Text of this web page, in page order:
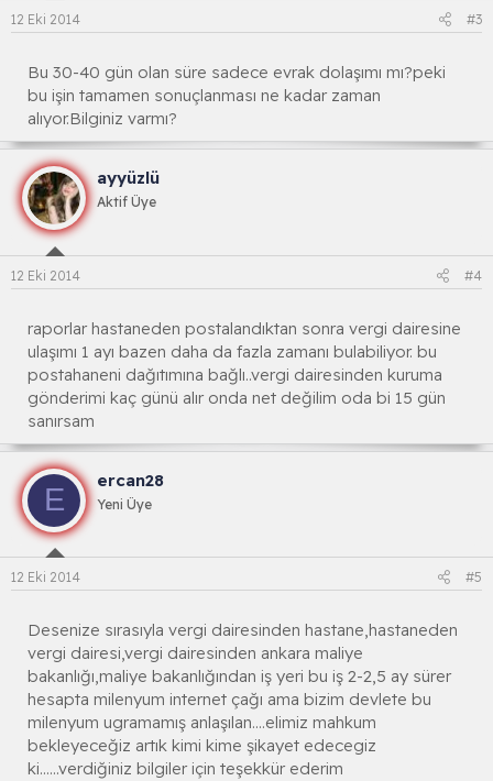
12 Eki 2014 #3
Bu 30-40 gün olan süre sadece evrak dolaşımı mı?peki
bu işin tamamen sonuçlanması ne kadar zaman
alıyor.Bilginiz varmı?
ayyüzlü
Aktif Üye
12 Eki 2014 #4
raporlar hastaneden postalandıktan sonra vergi dairesine
ulaşımı 1 ayı bazen daha da fazla zamanı bulabiliyor. bu
postahaneni dağıtımına bağlı..vergi dairesinden kuruma
gönderimi kaç günü alır onda net değilim oda bi 15 gün
sanırsam
E
ercan28
Yeni Üye
12 Eki 2014 #5
Desenize sırasıyla vergi dairesinden hastane,hastaneden
vergi dairesi,vergi dairesinden ankara maliye
bakanlığı,maliye bakanlığından iş yeri bu iş 2-2,5 ay sürer
hesapta milenyum internet çağı ama bizim devlete bu
milenyum ugramamış anlaşılan....elimiz mahkum
bekleyeceğiz artık kimi kime şikayet edecegiz
ki......verdiğiniz bilgiler için teşekkür ederim